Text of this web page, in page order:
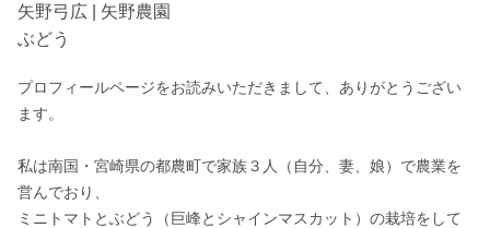
矢野弓広 | 矢野農園
ぶどう
プロフィールページをお読みいただきまして、ありがとうござい
ます。
私は南国・宮崎県の都農町で家族３人（自分、妻、娘）で農業を
営んでおり、
ミニトマトとぶどう（巨峰とシャインマスカット）の栽培をして